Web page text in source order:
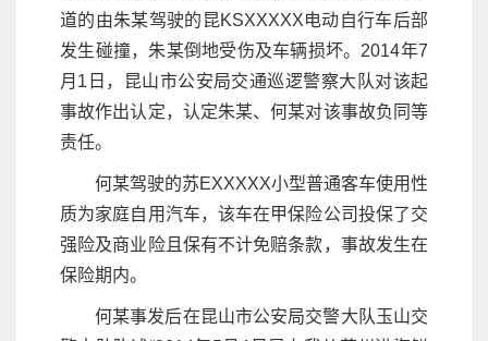
道的由朱某驾驶的昆KSXXXXX电动自行车后部
发生碰撞，朱某倒地受伤及车辆损坏。2014年7
月1日，昆山市公安局交通巡逻警察大队对该起
事故作出认定，认定朱某、何某对该事故负同等
责任。
何某驾驶的苏EXXXXX小型普通客车使用性
质为家庭自用汽车，该车在甲保险公司投保了交
强险及商业险且保有不计免赔条款，事故发生在
保险期内。
何某事发后在昆山市公安局交警大队玉山交